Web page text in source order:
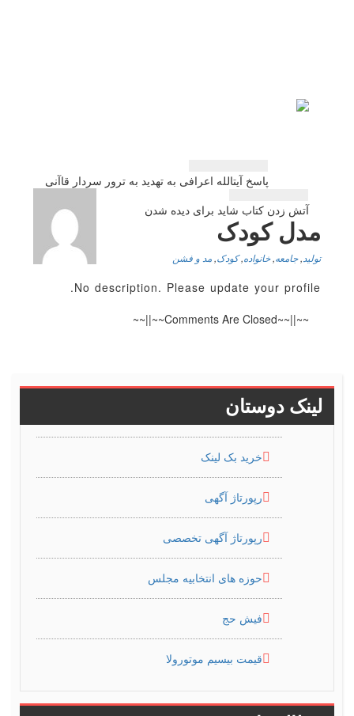
راهبری
نوشته
پاسخ آیت‎الله اعرافی به تهدید به ترور سردار قاآنی
آتش زدن كتاب شاید برای دیده شدن
مدل کودک
تولید ,جامعه,خانواده,کودک, مد و فشن
No description. Please update your profile.
~~||~~Comments Are Closed~~||~~
لینک دوستان
خرید بک لینک
رپورتاژ آگهی
رپورتاژ آگهی تخصصی
حوزه های انتخابیه مجلس
فیش حج
قیمت بیسیم موتورولا